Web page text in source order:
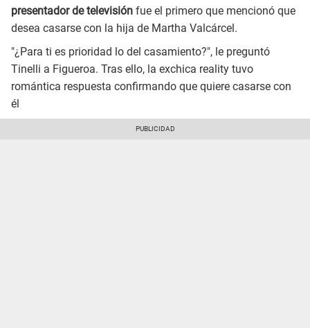
presentador de televisión fue el primero que mencionó que
desea casarse con la hija de Martha Valcárcel.
"¿Para ti es prioridad lo del casamiento?", le preguntó
Tinelli a Figueroa. Tras ello, la exchica reality tuvo
romántica respuesta confirmando que quiere casarse con
él